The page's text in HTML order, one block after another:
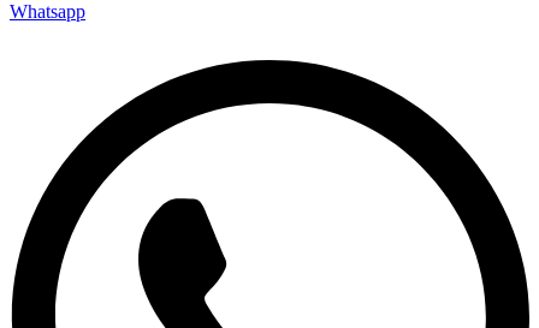
Whatsapp